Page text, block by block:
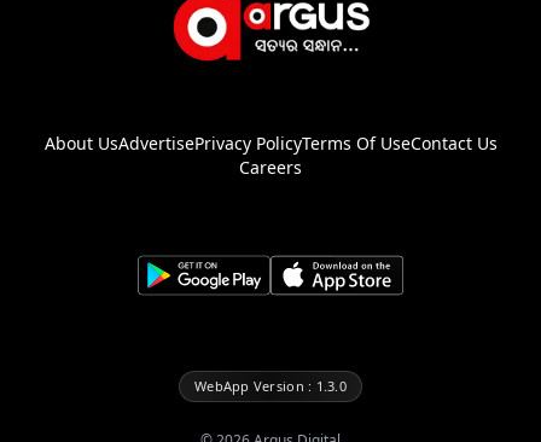
About UsAdvertisePrivacy PolicyTerms Of UseContact Us
Careers
WebApp Version : 1.3.0